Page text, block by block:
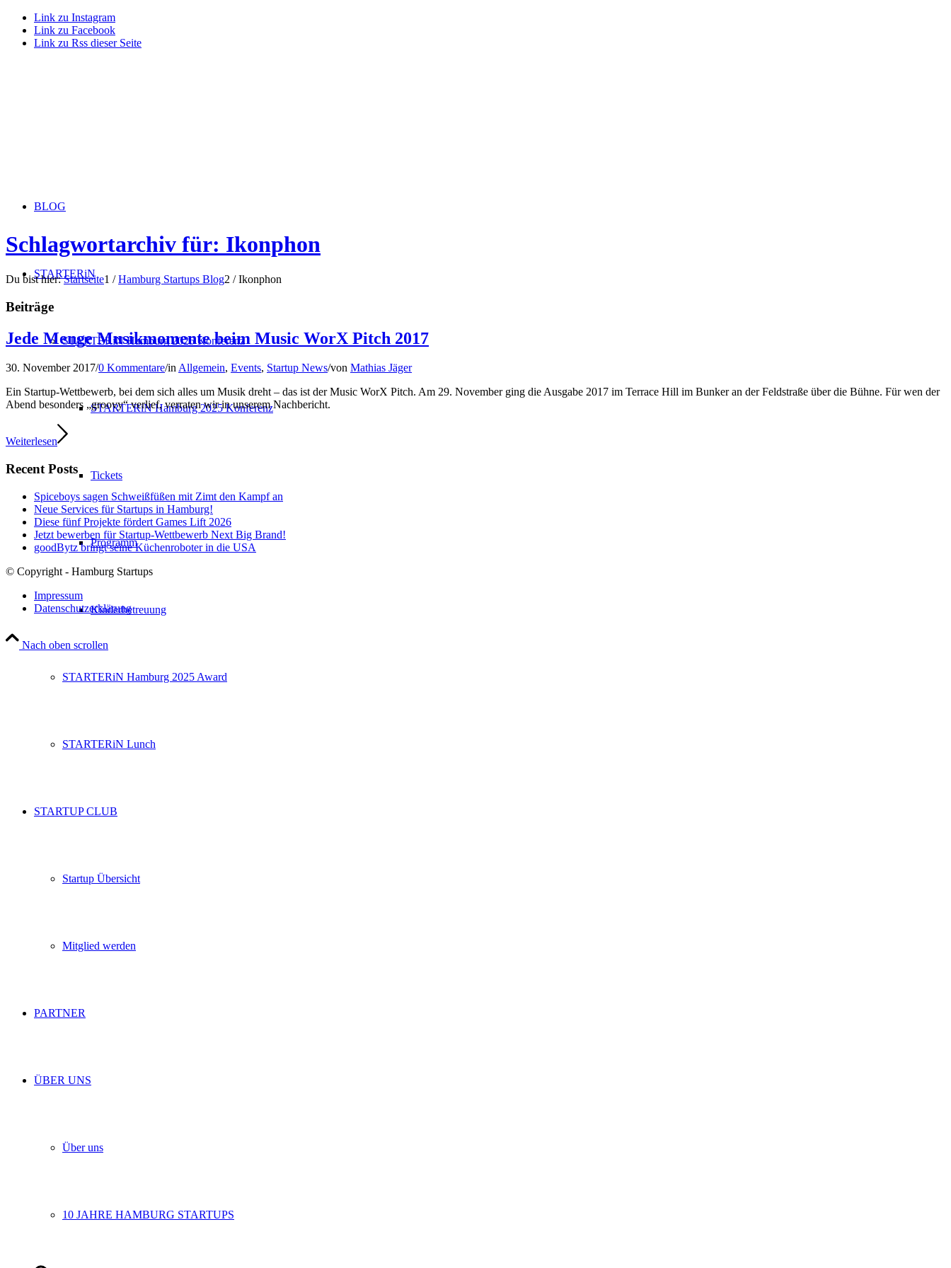
Link zu Instagram
Link zu Facebook
Link zu Rss dieser Seite
BLOG
STARTERiN
STARTERiN Hamburg 2025 Konferenz
STARTERiN Hamburg 2025 Konferenz
Tickets
Programm
Kinderbetreuung
STARTERiN Hamburg 2025 Award
STARTERiN Lunch
STARTUP CLUB
Startup Übersicht
Mitglied werden
PARTNER
ÜBER UNS
Über uns
10 JAHRE HAMBURG STARTUPS
Schlagwortarchiv für: Ikonphon
Du bist hier: Startseite1 / Hamburg Startups Blog2 / Ikonphon
Beiträge
Jede Menge Musikmomente beim Music WorX Pitch 2017
30. November 2017/0 Kommentare/inAllgemein, Events, Startup News/von Mathias Jäger
Ein Startup-Wettbewerb, bei dem sich alles um Musik dreht – das ist der Music WorX Pitch. Am 29. November ging die Ausgabe 2017 im Terrace Hill im Bunker an der Feldstraße über die Bühne. Für wen der
Abend besonders „groovy“ verlief, verraten wir in unserem Nachbericht.
Weiterlesen
Recent Posts
Spiceboys sagen Schweißfüßen mit Zimt den Kampf an
Neue Services für Startups in Hamburg!
Diese fünf Projekte fördert Games Lift 2026
Jetzt bewerben für Startup-Wettbewerb Next Big Brand!
goodBytz bringt seine Küchenroboter in die USA
© Copyright - Hamburg Startups
Impressum
Datenschutzerklärung
Nach oben scrollen